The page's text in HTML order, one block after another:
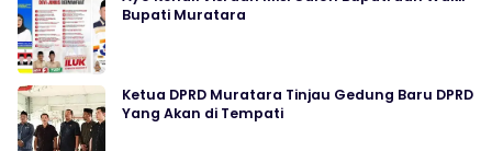
Bupati Muratara
Ketua DPRD Muratara Tinjau Gedung Baru DPRD
Yang Akan di Tempati